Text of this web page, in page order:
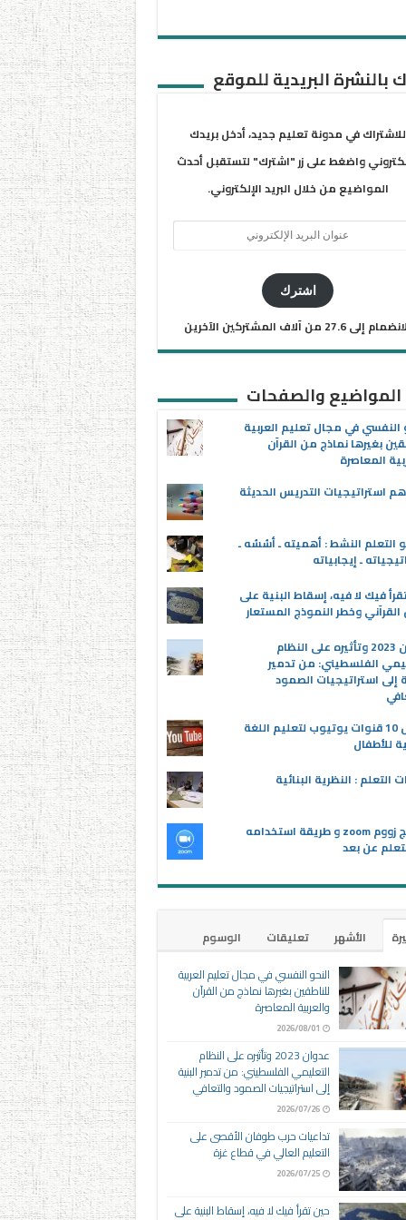
بالنشرة البريدية للموقع
للاشتراك في مدونة تعليم جديد، أدخل بريدك
واضغط على زر "اشترك" لتستقبل أحدث
المواضيع من خلال البريد الإلكتروني.
اشترك
إلى 27.6 من آلاف المشتركين الآخرين
المواضيع والصفحات
النفسي في مجال تعليم العربية
بغيرها نماذج من القرآن
المعاصرة
استراتيجيات التدريس الحديثة
التعلم النشط : أهميته ـ أسُسُه ـ
ـ إيجابياته
فيك لا فيه، إسقاط البنية على
وخطر النموذج المستعار
عدوان 2023 وتأثيره على النظام
الفلسطيني: من تدمير
إلى استراتيجيات الصمود
أفضل 10 قنوات يوتيوب لتعليم اللغة
للأطفال
التعلم : النظرية البنائية
برنامج زووم zoom و طريقة استخدامه
عن بعد
الأشهر تعليقات
الوسوم
النحو النفسي في مجال تعليم العربية
للناطقين بغيرها نماذج من القرآن
والعربية المعاصرة
2026/08/01
عدوان 2023 وتأثيره على النظام
التعليمي الفلسطيني: من تدمير البنية
إلى استراتيجيات الصمود والتعافي
2026/07/26
تداعيات حرب طوفان الأقصى على
التعليم العالي في قطاع غزة
2026/07/25
حين تقرأ فيك لا فيه، إسقاط البنية على